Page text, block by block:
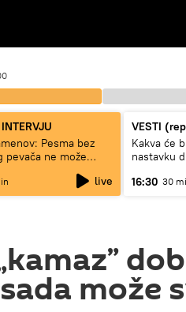
Pesma bez
pevača ne može
live
VESTI
Kakva će
nastavku
16:30 30
može